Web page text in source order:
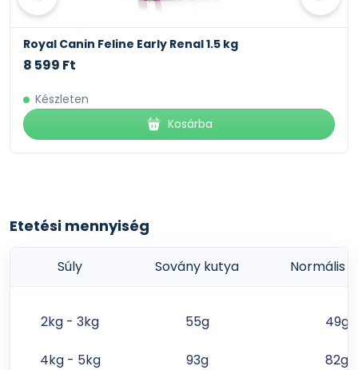
Royal Canin Neutered Adult Medium Dog 9 kg
23 790 Ft
Limitált készlet
Kosárba
Etetési mennyiség
Súly Sovány kutya Normális
2kg - 3kg 55g 49g
4kg - 5kg 93g 82g